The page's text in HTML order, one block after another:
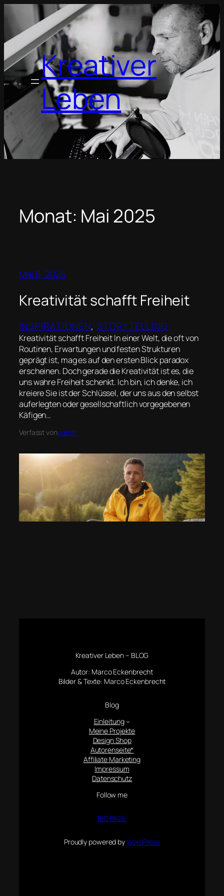
Zum
springen
Kreativer
Leben
Monat: Mai 2025
Mai 8, 2025
Kreativität schafft Freiheit
INSPIRATIONEN, STORYTELLING
Kreativität schafft Freiheit In einer Welt, die oft von
Routinen, Erwartungen und festen Strukturen
geprägt ist, mag es auf den ersten Blick paradox
erscheinen. Doch gerade die Kreativität ist es, die
uns wahre Freiheit schenkt. Ich bin, ich denke, ich
kreiere Sie ist der Schlüssel, der uns aus den selbst
auferlegten oder gesellschaftlich vorgegebenen
Käfigen…
Verfasst vonadmin
Kreativer Leben – BLOG
Autor: Marco Eckenbrecht
Bilder & Texte: Marco Eckenbrecht
Blog
Einleitung
Meine Projekte
Design Shop
Autorenseite*
Affiliate Marketing
Impressum
Datenschutz
Follow me
BIO PAGE
Proudly powered byWordPress